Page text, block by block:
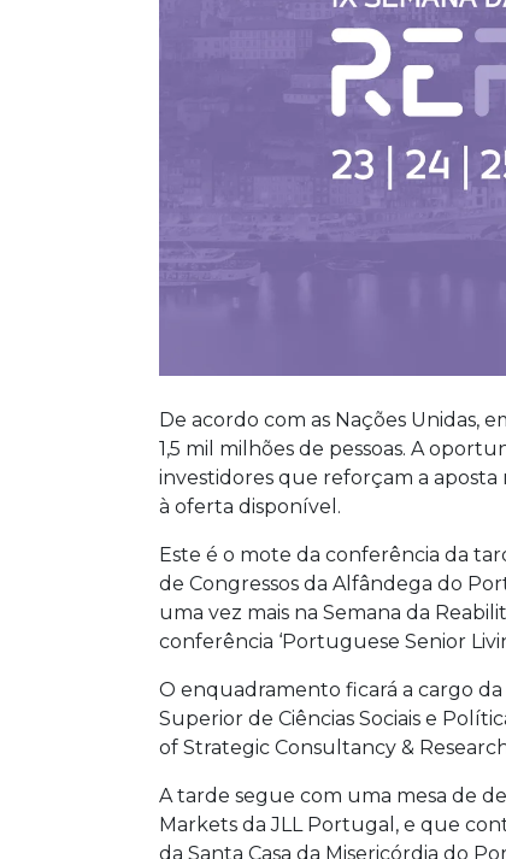
De acordo com as Nações Unidas,
1,5 mil milhões de pessoas. A
investidores que reforçam a
à oferta disponível.
Este é o mote da conferência da
de Congressos da Alfândega do
uma vez mais na Semana da
conferência ‘Portuguese Senior
O enquadramento ficará a cargo
Superior de Ciências Sociais e
of Strategic Consultancy &
A tarde segue com uma mesa de
Markets da JLL Portugal, e que
da Santa Casa da Misericórdia do